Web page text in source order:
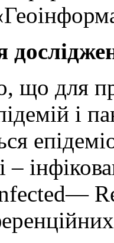
що для
і
–